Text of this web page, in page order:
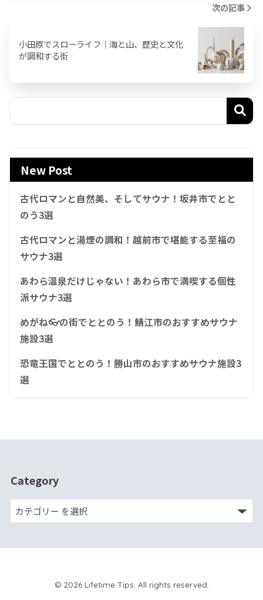
次の記事
小田原でスローライフ｜海と山、歴史と文化
が調和する街
New Post
古代ロマンと自然美、そしてサウナ！坂井市でとと
のう3選
古代ロマンと湯煙の調和！越前市で堪能する至福の
サウナ3選
あわら温泉だけじゃない！あわら市で満喫する個性
派サウナ3選
めがね👓の街でととのう！鯖江市のおすすめサウナ
施設3選
恐竜王国でととのう！勝山市のおすすめサウナ施設3
選
Category
© 2026 Lifetime Tips. All rights reserved.